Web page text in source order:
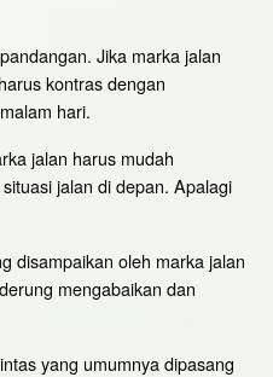
Jika marka jalan
kontras dengan
hari.
jalan harus mudah
jalan di depan. Apalagi
disampaikan oleh marka jalan
mengabaikan dan
yang umumnya dipasang